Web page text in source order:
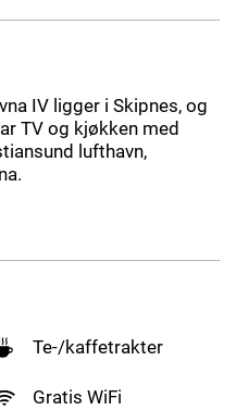
IV ligger i Skipnes, og
TV og kjøkken med
lufthavn,
Te-/kaffetrakter
Gratis WiFi